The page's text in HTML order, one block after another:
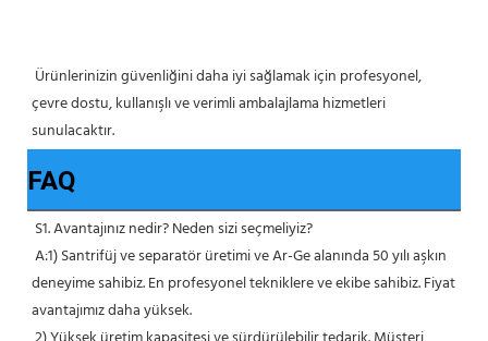
çevre dostu, kullanışlı ve verimli ambalajlama hizmetleri
sunulacaktır.
FAQ
S1. Avantajınız nedir? Neden sizi seçmeliyiz?
deneyime sahibiz. En profesyonel tekniklere ve ekibe sahibiz. Fiyat
avantajımız daha yüksek.